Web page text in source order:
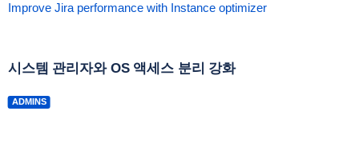
Improve Jira performance with Instance optimizer
시스템 관리자와 OS 액세스 분리 강화
ADMINS